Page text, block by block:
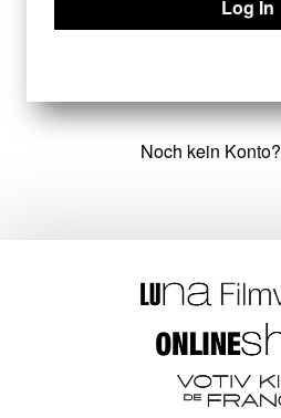
Noch kein Konto?